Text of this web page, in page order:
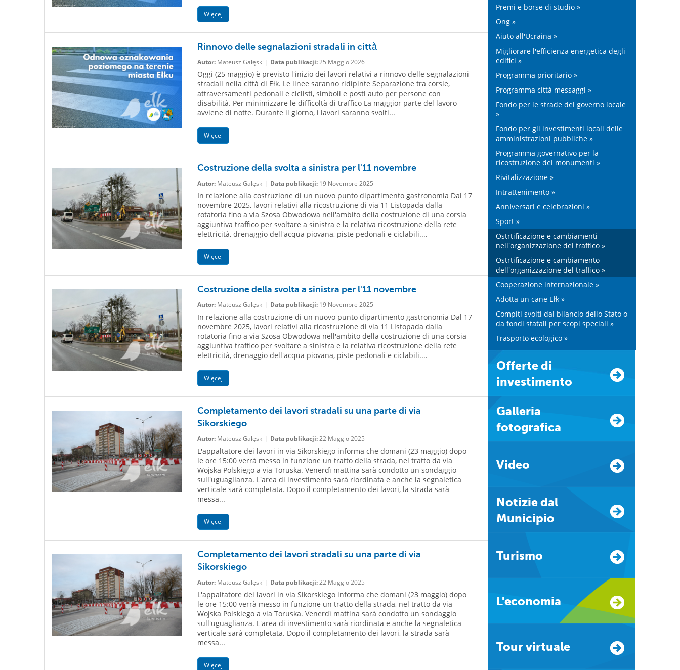
Więcej
Rinnovo delle segnalazioni stradali in città
Autor:Mateusz Gałęski | Data publikacji:25 Maggio 2026
Oggi (25 maggio) è previsto l'inizio dei lavori relativi a rinnovo delle segnalazioni
stradali nella città di Ełk. Le linee saranno ridipinte Separazione tra corsie,
attraversamenti pedonali e ciclisti, simboli e posti auto per persone con
disabilità. Per minimizzare le difficoltà di traffico La maggior parte del lavoro
avviene di notte. Durante il giorno, i lavori saranno svolti...
Więcej
Costruzione della svolta a sinistra per l'11 novembre
Autor:Mateusz Gałęski | Data publikacji:19 Novembre 2025
In relazione alla costruzione di un nuovo punto dipartimento gastronomia Dal 17
novembre 2025, lavori relativi alla ricostruzione di via 11 Listopada dalla
rotatoria fino a via Szosa Obwodowa nell'ambito della costruzione di una corsia
aggiuntiva traffico per svoltare a sinistra e la relativa ricostruzione della rete
elettricità, drenaggio dell'acqua piovana, piste pedonali e ciclabili....
Więcej
Costruzione della svolta a sinistra per l'11 novembre
Autor:Mateusz Gałęski | Data publikacji:19 Novembre 2025
In relazione alla costruzione di un nuovo punto dipartimento gastronomia Dal 17
novembre 2025, lavori relativi alla ricostruzione di via 11 Listopada dalla
rotatoria fino a via Szosa Obwodowa nell'ambito della costruzione di una corsia
aggiuntiva traffico per svoltare a sinistra e la relativa ricostruzione della rete
elettricità, drenaggio dell'acqua piovana, piste pedonali e ciclabili....
Więcej
Completamento dei lavori stradali su una parte di via
Sikorskiego
Autor:Mateusz Gałęski | Data publikacji:22 Maggio 2025
L'appaltatore dei lavori in via Sikorskiego informa che domani (23 maggio) dopo
le ore 15:00 verrà messo in funzione un tratto della strada, nel tratto da via
Wojska Polskiego a via Toruska. Venerdì mattina sarà condotto un sondaggio
sull'uguaglianza. L'area di investimento sarà riordinata e anche la segnaletica
verticale sarà completata. Dopo il completamento dei lavori, la strada sarà
messa...
Więcej
Completamento dei lavori stradali su una parte di via
Sikorskiego
Autor:Mateusz Gałęski | Data publikacji:22 Maggio 2025
L'appaltatore dei lavori in via Sikorskiego informa che domani (23 maggio) dopo
le ore 15:00 verrà messo in funzione un tratto della strada, nel tratto da via
Wojska Polskiego a via Toruska. Venerdì mattina sarà condotto un sondaggio
sull'uguaglianza. L'area di investimento sarà riordinata e anche la segnaletica
verticale sarà completata. Dopo il completamento dei lavori, la strada sarà
messa...
Więcej
Premi e borse di studio »
Ong »
Aiuto all'Ucraina »
Migliorare l'efficienza energetica degli
edifici »
Programma prioritario »
Programma città messaggi »
Fondo per le strade del governo locale
»
Fondo per gli investimenti locali delle
amministrazioni pubbliche »
Programma governativo per la
ricostruzione dei monumenti »
Rivitalizzazione »
Intrattenimento »
Anniversari e celebrazioni »
Sport »
Ostrtificazione e cambiamenti
nell'organizzazione del traffico »
Ostrtificazione e cambiamento
dell'organizzazione del traffico »
Cooperazione internazionale »
Adotta un cane Ełk »
Compiti svolti dal bilancio dello Stato o
da fondi statali per scopi speciali »
Trasporto ecologico »
Offerte di
investimento
Galleria
fotografica
Video
Notizie dal
Municipio
Turismo
L'economia
Tour virtuale